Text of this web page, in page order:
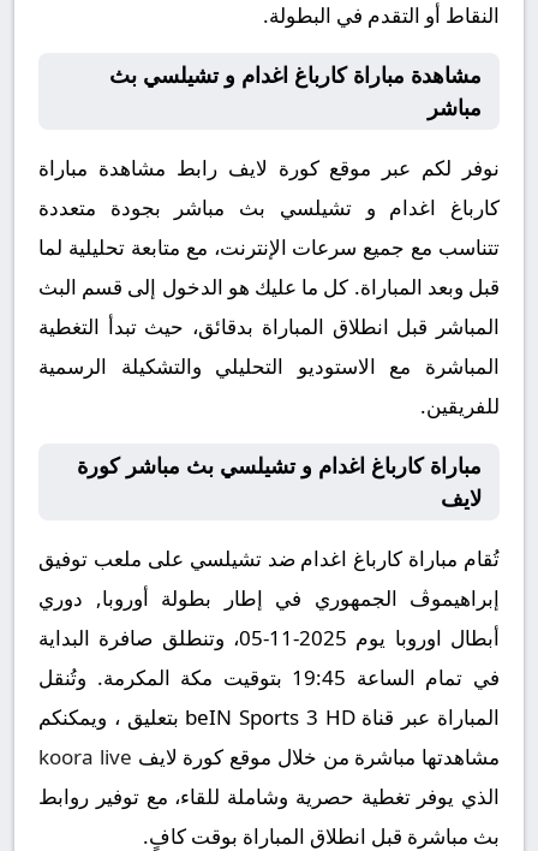
النقاط أو التقدم في البطولة.
مشاهدة مباراة كارباغ اغدام و تشيلسي بث
مباشر
نوفر لكم عبر موقع كورة لايف رابط مشاهدة مباراة
كارباغ اغدام و تشيلسي بث مباشر بجودة متعددة
تتناسب مع جميع سرعات الإنترنت، مع متابعة تحليلية لما
قبل وبعد المباراة. كل ما عليك هو الدخول إلى قسم البث
المباشر قبل انطلاق المباراة بدقائق، حيث تبدأ التغطية
المباشرة مع الاستوديو التحليلي والتشكيلة الرسمية
للفريقين.
مباراة كارباغ اغدام و تشيلسي بث مباشر كورة
لايف
تُقام مباراة كارباغ اغدام ضد تشيلسي على ملعب توفيق
إبراهيموڤ الجمهوري في إطار بطولة أوروبا, دوري
أبطال اوروبا يوم 2025-11-05، وتنطلق صافرة البداية
في تمام الساعة 19:45 بتوقيت مكة المكرمة. وتُنقل
المباراة عبر قناة beIN Sports 3 HD بتعليق ، ويمكنكم
مشاهدتها مباشرة من خلال موقع كورة لايف koora live
الذي يوفر تغطية حصرية وشاملة للقاء، مع توفير روابط
بث مباشرة قبل انطلاق المباراة بوقت كافٍ.